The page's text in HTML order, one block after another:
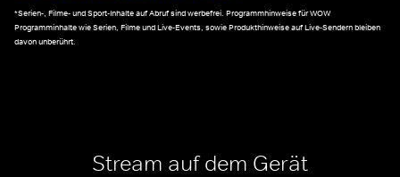
*Serien-, Filme- und Sport-Inhalte auf Abruf sind werbefrei. Programmhinweise für WOW
Programminhalte wie Serien, Filme und Live-Events, sowie Produkthinweise auf Live-Sendern bleiben
davon unberührt.
Stream auf dem Gerät